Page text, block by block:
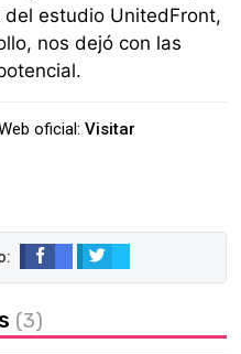
estudio UnitedFront,
nos dejó con las
oficial: Visitar
(3)